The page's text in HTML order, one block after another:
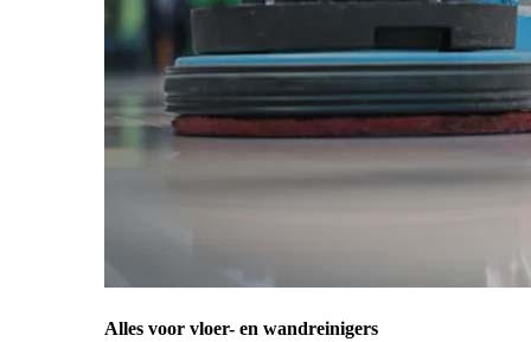
Alles voor vloer- en wandreinigers